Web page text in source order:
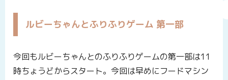
ルビーちゃんとふりふりゲーム 第一部
今回もルビーちゃんとのふりふりゲームの第一部は11
時ちょうどからスタート。今回は早めにフードマシン